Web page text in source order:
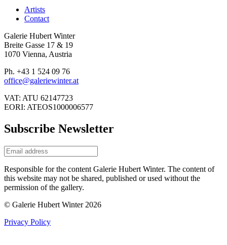
Artists
Contact
Galerie Hubert Winter
Breite Gasse 17 & 19
1070 Vienna, Austria
Ph. +43 1 524 09 76
office@galeriewinter.at
VAT: ATU 62147723
EORI: ATEOS1000006577
Subscribe Newsletter
Responsible for the content Galerie Hubert Winter. The content of
this website may not be shared, published or used without the
permission of the gallery.
© Galerie Hubert Winter 2026
Privacy Policy